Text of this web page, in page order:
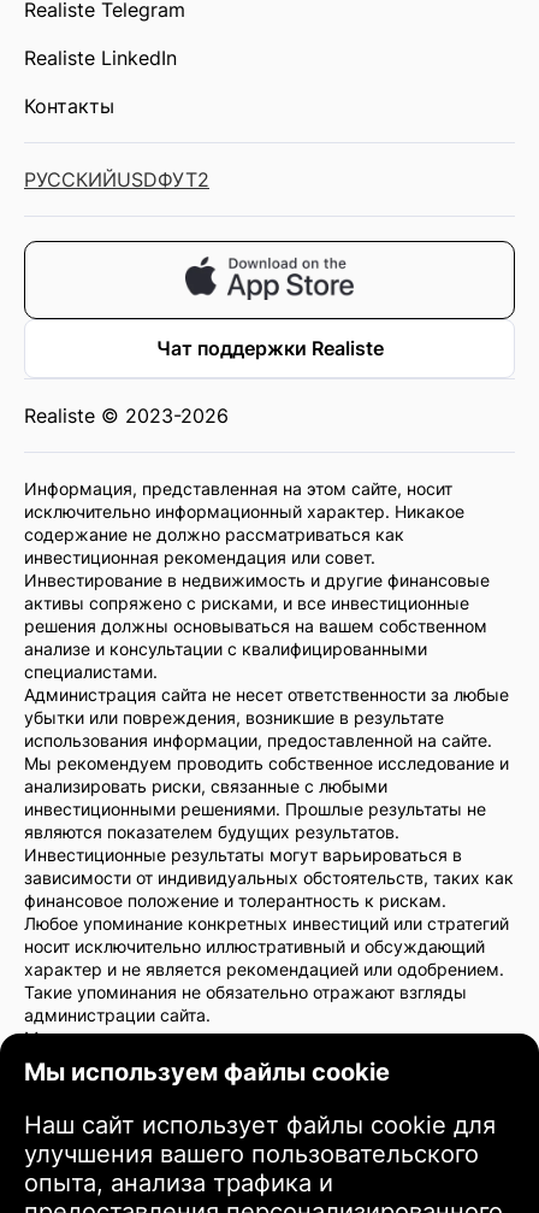
Мы используем файлы cookie
Наш сайт использует файлы cookie для
улучшения вашего пользовательского
опыта, анализа трафика и
Realiste Telegram
Realiste LinkedIn
Контакты
РУССКИЙUSDФУТ2
Чат поддержки Realiste
Realiste © 2023-2026
Информация, представленная на этом сайте, носит
исключительно информационный характер. Никакое
содержание не должно рассматриваться как
инвестиционная рекомендация или совет.
Инвестирование в недвижимость и другие финансовые
активы сопряжено с рисками, и все инвестиционные
решения должны основываться на вашем собственном
анализе и консультации с квалифицированными
специалистами.
Администрация сайта не несет ответственности за любые
убытки или повреждения, возникшие в результате
использования информации, предоставленной на сайте.
Мы рекомендуем проводить собственное исследование и
анализировать риски, связанные с любыми
инвестиционными решениями. Прошлые результаты не
являются показателем будущих результатов.
Инвестиционные результаты могут варьироваться в
зависимости от индивидуальных обстоятельств, таких как
финансовое положение и толерантность к рискам.
Любое упоминание конкретных инвестиций или стратегий
носит исключительно иллюстративный и обсуждающий
характер и не является рекомендацией или одобрением.
Такие упоминания не обязательно отражают взгляды
администрации сайта.
Мы настоятельно рекомендуем проконсультироваться с
финансовым консультантом или юристом перед
принятием инвестиционных решений. Вы несете полную
связанные с ними риски.
Используя этот сайт, вы соглашаетесь с тем, что
администрация сайта не несет ответственности за любые
прямые или косвенные убытки или повреждения,